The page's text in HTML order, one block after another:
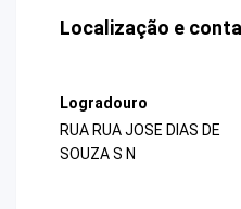
Localização e
Logradouro
RUA RUA JOSE DIAS DE
SOUZA S N